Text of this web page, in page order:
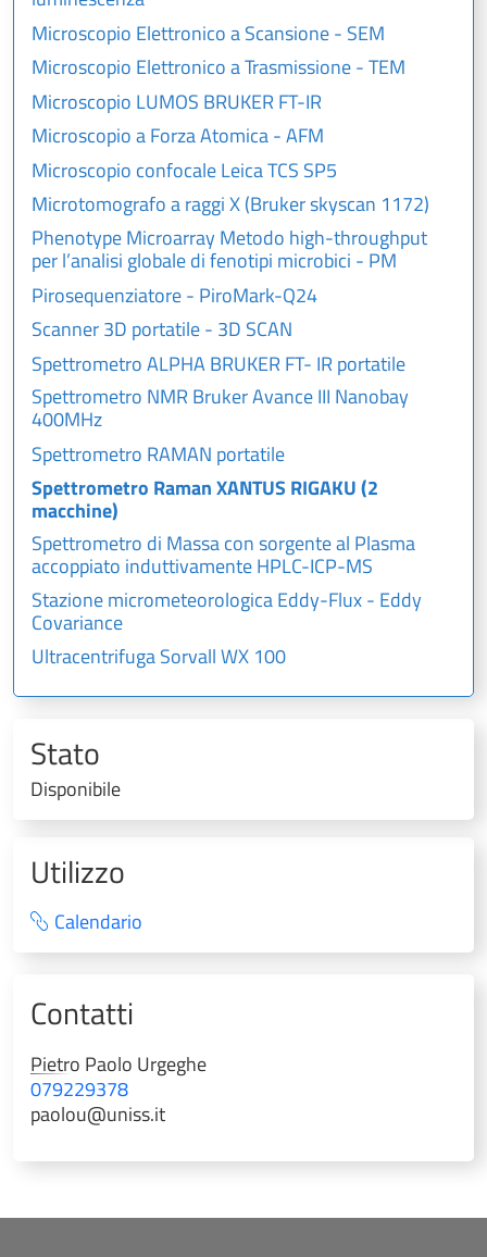
Microscopio Elettronico a Scansione - SEM
Microscopio Elettronico a Trasmissione - TEM
Microscopio LUMOS BRUKER FT-IR
Microscopio a Forza Atomica - AFM
Microscopio confocale Leica TCS SP5
Microtomografo a raggi X (Bruker skyscan 1172)
Phenotype Microarray Metodo high-throughput
per l’analisi globale di fenotipi microbici - PM
Pirosequenziatore - PiroMark-Q24
Scanner 3D portatile - 3D SCAN
Spettrometro ALPHA BRUKER FT- IR portatile
Spettrometro NMR Bruker Avance III Nanobay
400MHz
Spettrometro RAMAN portatile
Spettrometro Raman XANTUS RIGAKU (2
macchine)
Spettrometro di Massa con sorgente al Plasma
accoppiato induttivamente HPLC-ICP-MS
Stazione micrometeorologica Eddy-Flux - Eddy
Covariance
Ultracentrifuga Sorvall WX 100
Stato
Disponibile
Utilizzo
Calendario
Contatti
Pietro Paolo Urgeghe
079229378
paolou@uniss.it